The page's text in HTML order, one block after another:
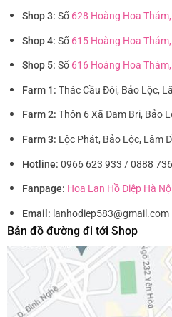
Shop 3: Số 628 Hoàng Hoa
Shop 4: Số 615 Hoàng Hoa
Shop 5: Số 616 Hoàng Hoa
Farm 1: Thác Cầu Đôi, Bảo Lộc,
Farm 2: Thôn 6 Xã Đam Bri, Bảo
Farm 3: Lộc Phát, Bảo Lộc, Lâm
Hotline: 0966 623 933 / 0888
Fanpage: Hoa Lan Hồ Điệp Hà
Email: lanhodiep583@gmail.com
Bản đồ đường đi tới Shop